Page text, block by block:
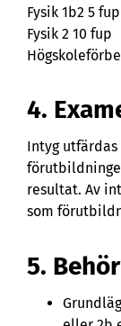
Fysik 1b2 5 fup
Fysik 2 10 fup
4.
Intyg
resultat. Av
som
5.